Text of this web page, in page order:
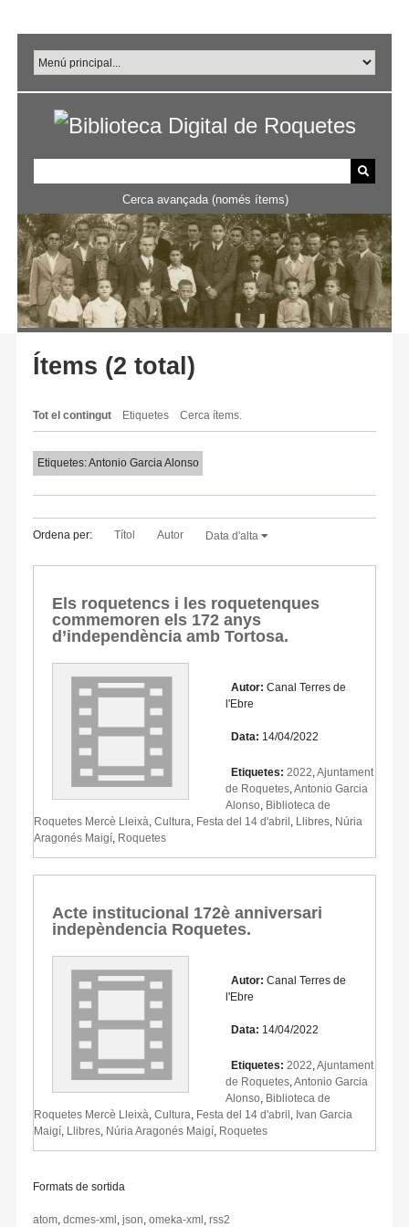
principal
Cerca avançada (només ítems)
Ítems (2 total)
Tot el contingut Etiquetes Cerca ítems.
Etiquetes: Antonio Garcia Alonso
Ordena per: Títol Autor Data d'alta
Els roquetencs i les roquetenques
commemoren els 172 anys
d’independència amb Tortosa.
Autor: Canal Terres de
l'Ebre
Data: 14/04/2022
Etiquetes: 2022 Ajuntament
de Roquetes Antonio Garcia
Alonso Biblioteca de
Roquetes Mercè Lleixà Cultura Festa del 14 d'abril Llibres Núria
Aragonés Maigí Roquetes
Acte institucional 172è anniversari
indepèndencia Roquetes.
Autor: Canal Terres de
l'Ebre
Data: 14/04/2022
Etiquetes: 2022 Ajuntament
de Roquetes Antonio Garcia
Alonso Biblioteca de
Roquetes Mercè Lleixà Cultura Festa del 14 d'abril Ivan Garcia
Maigí Llibres Núria Aragonés Maigí Roquetes
Formats de sortida
atom dcmes-xml json omeka-xml rss2